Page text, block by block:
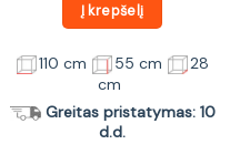
Į krepšelį
110 cm 55 cm
28
cm
Greitas pristatymas: 10
d.d.